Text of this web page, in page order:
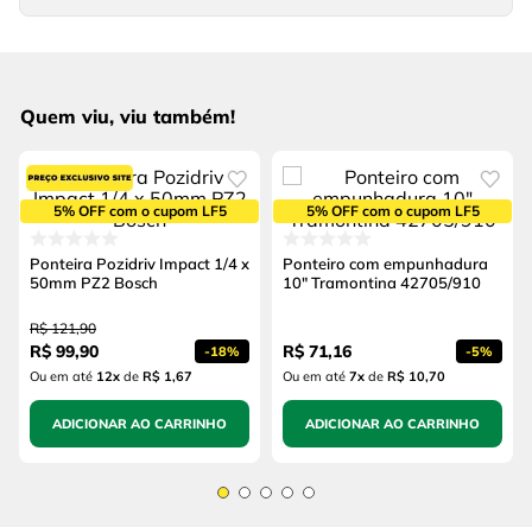
Quem viu, viu também!
5% OFF com o cupom LF5
Ponteira Pozidriv Impact 1/4 x
50mm PZ2 Bosch
R$ 121,90
R$ 99,90 -18%
Ou em até 12x de R$ 1,67
ADICIONAR AO CARRINHO
5% OFF com o cupom LF5
Ponteiro com empunhadura
10" Tramontina 42705/910
R$ 71,16 -5%
Ou em até 7x de R$ 10,70
ADICIONAR AO CARRINHO